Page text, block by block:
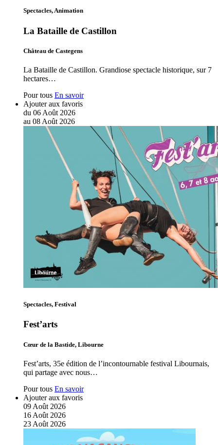
Spectacles, Animation
La Bataille de Castillon
Château de Castegens
La Bataille de Castillon. Grandiose spectacle historique, sur 7
hectares…
Pour tous En savoir
Ajouter aux favoris
du 06 Août 2026
au 08 Août 2026
Spectacles, Festival
Fest’arts
Cœur de la Bastide, Libourne
Fest’arts, 35e édition de l’incontournable festival Libournais,
qui partage avec nous…
Pour tous En savoir
Ajouter aux favoris
09 Août 2026
16 Août 2026
23 Août 2026